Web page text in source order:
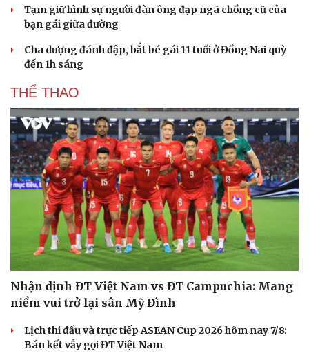
Tạm giữ hình sự người đàn ông đạp ngã chồng cũ của
bạn gái giữa đường
Cha dượng đánh đập, bắt bé gái 11 tuổi ở Đồng Nai quỳ
đến 1h sáng
THỂ THAO
Nhận định ĐT Việt Nam vs ĐT Campuchia: Mang
niềm vui trở lại sân Mỹ Đình
Lịch thi đấu và trực tiếp ASEAN Cup 2026 hôm nay 7/8:
Bán kết vẫy gọi ĐT Việt Nam